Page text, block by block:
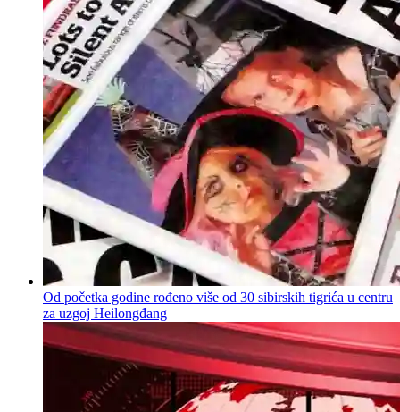
Od početka godine rođeno više od 30 sibirskih tigrića u centru
za uzgoj Heilongđang